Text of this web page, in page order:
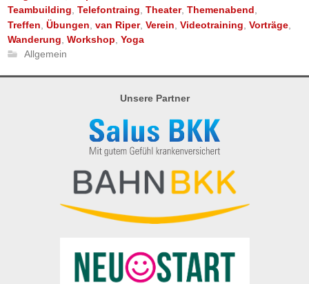
Teambuilding, Telefontraing, Theater, Themenabend ,
Treffen Übungen van Riper, Verein Videotraining Vorträge
Wanderung, Workshop, Yoga
Allgemein
Unsere Partner